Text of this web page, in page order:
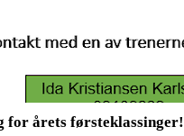
for årets førsteklassinger!